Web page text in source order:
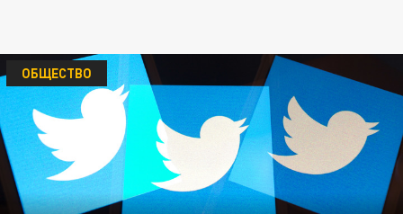
ОБЩЕСТВО